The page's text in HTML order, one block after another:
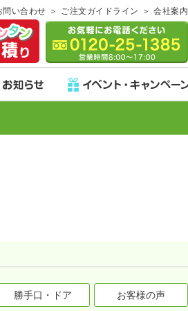
問い合わせ ご注文ガイドライン 会社案内
勝手口・ドア お客様の声